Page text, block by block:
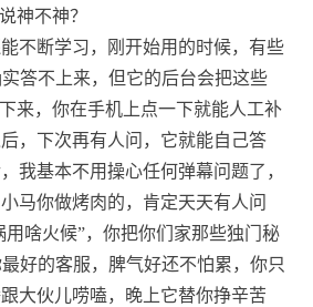
神不神？
不断学习，刚开始用的时候，有些
答不上来，但它的后台会把这些
来，你在手机上点一下就能人工补
，下次再有人问，它就能自己答
我基本不用操心任何弹幕问题了，
马你做烤肉的，肯定天天有人问
用啥火候”，你把你们家那些独门秘
好的客服，脾气好还不怕累，你只
大伙儿唠嗑，晚上它替你挣辛苦